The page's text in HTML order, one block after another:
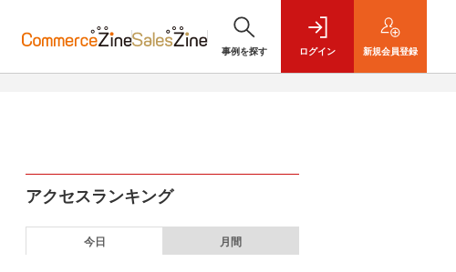
事例を探す ログイン 新規会員登録
アクセスランキング
今日 月間